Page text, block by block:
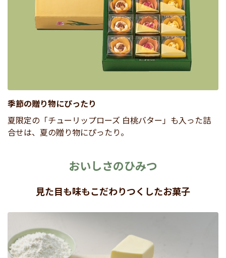
季節の贈り物にぴったり
夏限定の「チューリップローズ 白桃バター」も入った詰
合せは、夏の贈り物にぴったり。
おいしさのひみつ
見た目も味もこだわりつくしたお菓子